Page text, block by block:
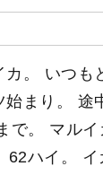
カ。 いつも
始まり。 途
で。 マル
62ハイ。